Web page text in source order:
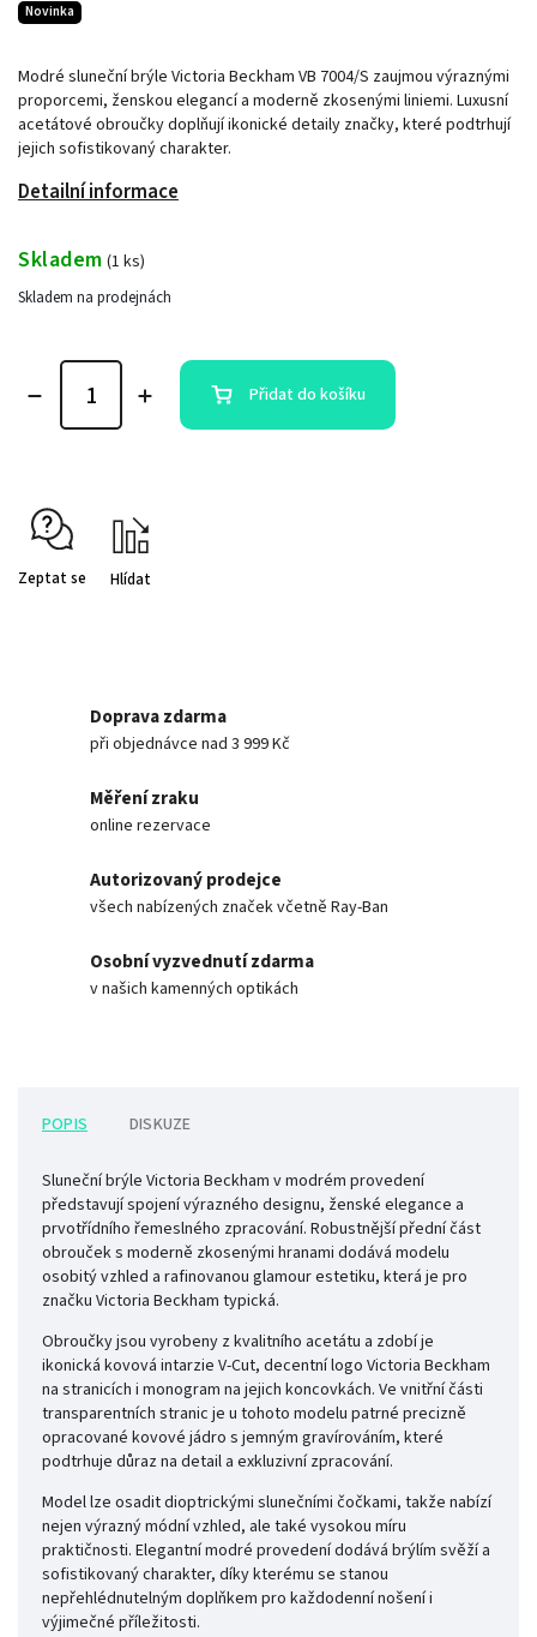
Modré sluneční brýle Victoria Beckham VB 7004/S zaujmou výraznými
proporcemi, ženskou elegancí a moderně zkosenými liniemi. Luxusní
acetátové obroučky doplňují ikonické detaily značky, které podtrhují
jejich sofistikovaný charakter.
Detailní informace
Novinka
Skladem (1 ks)
Skladem na prodejnách
Přidat do košíku
Zeptat se Hlídat
Doprava zdarma
při objednávce nad 3 999 Kč
Měření zraku
online rezervace
Autorizovaný prodejce
všech nabízených značek včetně Ray-Ban
Osobní vyzvednutí zdarma
v našich kamenných optikách
POPIS DISKUZE
Sluneční brýle Victoria Beckham v modrém provedení
představují spojení výrazného designu, ženské elegance a
prvotřídního řemeslného zpracování. Robustnější přední část
obrouček s moderně zkosenými hranami dodává modelu
osobitý vzhled a rafinovanou glamour estetiku, která je pro
značku Victoria Beckham typická.
Obroučky jsou vyrobeny z kvalitního acetátu a zdobí je
ikonická kovová intarzie V-Cut, decentní logo Victoria Beckham
na stranicích i monogram na jejich koncovkách. Ve vnitřní části
transparentních stranic je u tohoto modelu patrné precizně
opracované kovové jádro s jemným gravírováním, které
podtrhuje důraz na detail a exkluzivní zpracování.
Model lze osadit dioptrickými slunečními čočkami, takže nabízí
nejen výrazný módní vzhled, ale také vysokou míru
praktičnosti. Elegantní modré provedení dodává brýlím svěží a
sofistikovaný charakter, díky kterému se stanou
nepřehlédnutelným doplňkem pro každodenní nošení i
výjimečné příležitosti.